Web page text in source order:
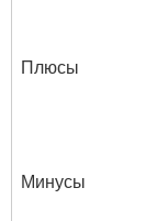
Плюсы
Минусы